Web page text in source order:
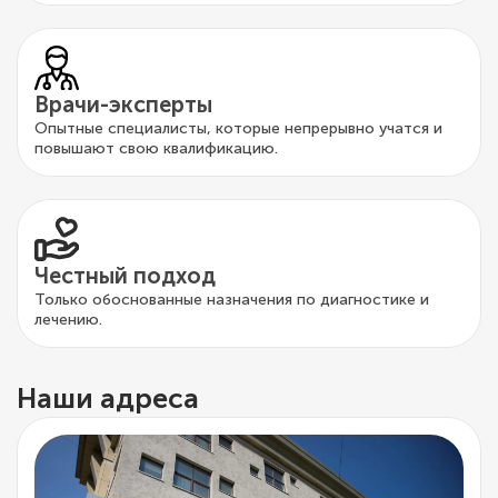
Врачи-эксперты
Опытные специалисты, которые непрерывно учатся и
повышают свою квалификацию.
Честный подход
Только обоснованные назначения по диагностике и
лечению.
Наши адреса